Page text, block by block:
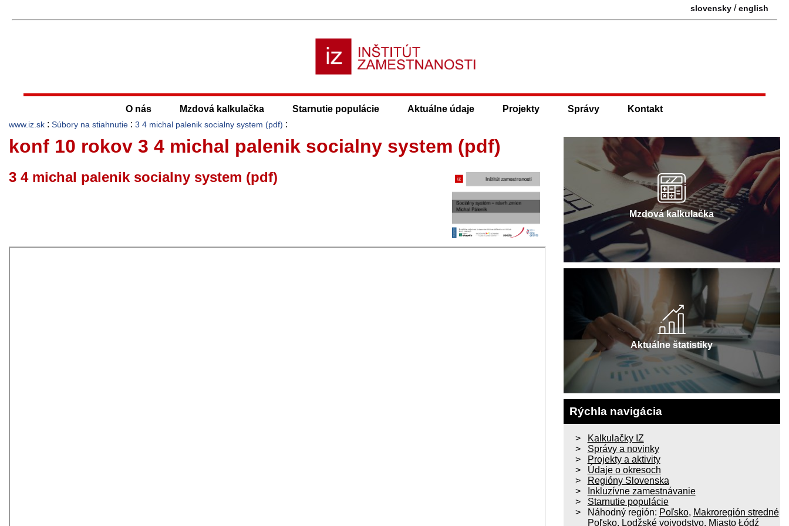
slovensky /english
O nás Mzdová kalkulačka Starnutie populácie Aktuálne údaje Projekty Správy Kontakt
www.iz.sk : Súbory na stiahnutie : 3 4 michal palenik socialny system (pdf) :
konf 10 rokov 3 4 michal palenik socialny system (pdf)
3 4 michal palenik socialny system (pdf)
Mzdová kalkulačka
Aktuálne štatistiky
Rýchla navigácia
Kalkulačky IZ
Správy a novinky
Projekty a aktivity
Údaje o okresoch
Regióny Slovenska
Inkluzívne zamestnávanie
Starnutie populácie
Náhodný región: Poľsko, Makroregión stredné
Poľsko, Lodžské vojvodstvo, Miasto Łódź